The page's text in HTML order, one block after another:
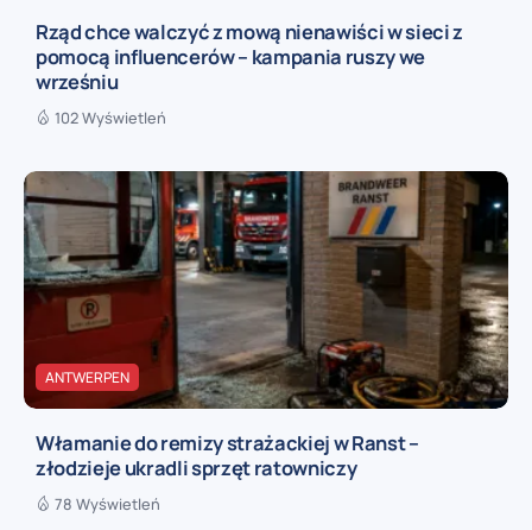
Rząd chce walczyć z mową nienawiści w sieci z
pomocą influencerów – kampania ruszy we
wrześniu
102 Wyświetleń
ANTWERPEN
Włamanie do remizy strażackiej w Ranst –
złodzieje ukradli sprzęt ratowniczy
78 Wyświetleń